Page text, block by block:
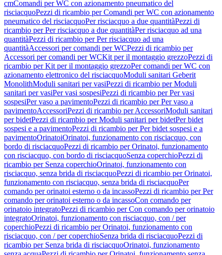
cmComandi per WC con azionamento pneumatico del
risciacquoPezzi di ricambio per Comandi per WC con azionamento
pneumatico del risciacquoPer risciacquo a due quantitàPezzi di
ricambio per Per risciacquo a due quantitàPer risciacquo ad una
quantitàPezzi di ricambio per Per risciacquo ad una
quantitàAccessori per comandi per WCPezzi di ricambio per
Accessori per comandi per WCKit per il montaggio grezzoPezzi di
ricambio per Kit per il montaggio grezzoPer comandi per WC con
azionamento elettronico del risciacquoModuli sanitari Geberit
MonolithModuli sanitari per vasiPezzi di ricambio per Moduli
sanitari per vasiPer vasi sospesiPezzi di ricambio per Per vasi
sospesiPer vaso a pavimentoPezzi di ricambio per Per vaso a
pavimentoAccessoriPezzi di ricambio per AccessoriModuli sanitari
per bidetPezzi di ricambio per Moduli sanitari per bidetPer bidet
sospesi e a pavimentoPezzi di ricambio per Per bidet sospesi e a
pavimentoOrinatoiOrinatoi, funzionamento con risciacquo, con
bordo di risciacquoPezzi di ricambio per Orinatoi, funzionamento
con risciacquo, con bordo di risciacquoSenza coperchioPezzi di
ricambio per Senza coperchioOrinatoi, funzionamento con
risciacquo, senza brida di risciacquoPezzi di ricambio per Orinatoi,
funzionamento con risciacquo, senza brida di risciacquoPer
comando per orinatoi esterno o da incassoPezzi di ricambio per Per
comando per orinatoi esterno o da incassoCon comando per
orinatoio integratoPezzi di ricambio per Con comando per orinatoio
integratoOrinatoi, funzionamento con risciacquo, con / per
coperchioPezzi di ricambio per Orinatoi, funzionamento con
risciacquo, con / per coperchioSenza brida di risciacquoPezzi di
ricambio per Senza brida di risciacquoOrinatoi, funzionamento